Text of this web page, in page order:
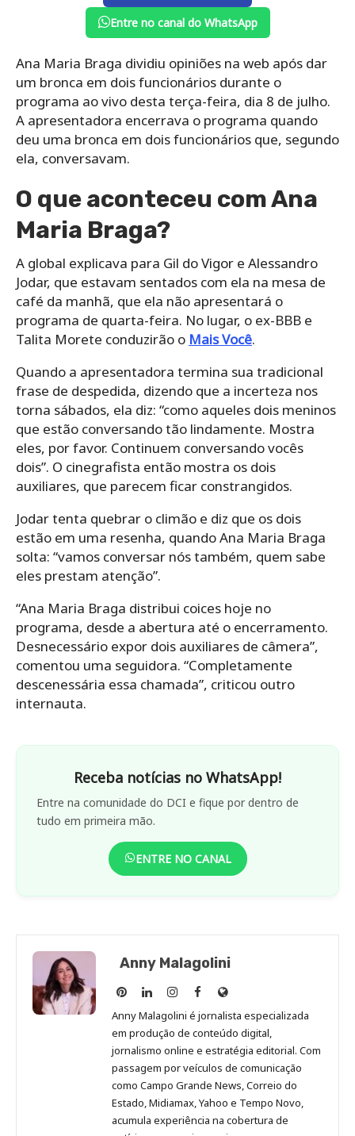
Entre no canal do WhatsApp
Ana Maria Braga dividiu opiniões na web após dar
um bronca em dois funcionários durante o
programa ao vivo desta terça-feira, dia 8 de julho.
A apresentadora encerrava o programa quando
deu uma bronca em dois funcionários que, segundo
ela, conversavam.
O que aconteceu com Ana
Maria Braga?
A global explicava para Gil do Vigor e Alessandro
Jodar, que estavam sentados com ela na mesa de
café da manhã, que ela não apresentará o
programa de quarta-feira. No lugar, o ex-BBB e
Talita Morete conduzirão o Mais Você.
Quando a apresentadora termina sua tradicional
frase de despedida, dizendo que a incerteza nos
torna sábados, ela diz: “como aqueles dois meninos
que estão conversando tão lindamente. Mostra
eles, por favor. Continuem conversando vocês
dois”. O cinegrafista então mostra os dois
auxiliares, que parecem ficar constrangidos.
Jodar tenta quebrar o climão e diz que os dois
estão em uma resenha, quando Ana Maria Braga
solta: “vamos conversar nós também, quem sabe
eles prestam atenção”.
“Ana Maria Braga distribui coices hoje no
programa, desde a abertura até o encerramento.
Desnecessário expor dois auxiliares de câmera”,
comentou uma seguidora. “Completamente
descenessária essa chamada”, criticou outro
internauta.
Receba notícias no WhatsApp!
Entre na comunidade do DCI e fique por dentro de
tudo em primeira mão.
ENTRE NO CANAL
Anny Malagolini
Anny
Malagolini
no
Pinterest
Anny
Malagolini
no
LinkedIn
Anny
Malagolini
no
Instagram
Anny
Malagolini
no
Facebook
Site
de
Anny
Malagolini
Anny Malagolini é jornalista especializada
em produção de conteúdo digital,
jornalismo online e estratégia editorial. Com
passagem por veículos de comunicação
como Campo Grande News, Correio do
Estado, Midiamax, Yahoo e Tempo Novo,
acumula experiência na cobertura de